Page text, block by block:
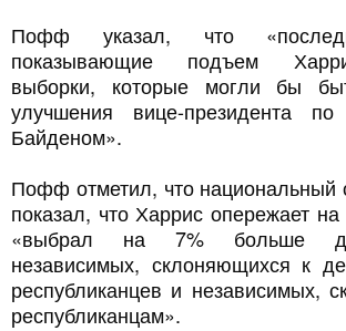
Пофф указал, что
показывающие подъем
выборки, которые могли бы
улучшения вице-президента
Байденом».
Пофф отметил, что национальный
показал, что Харрис опережает на
«выбрал на 7% больше
независимых, склоняющихся к
республиканцев и независимых,
республиканцам».